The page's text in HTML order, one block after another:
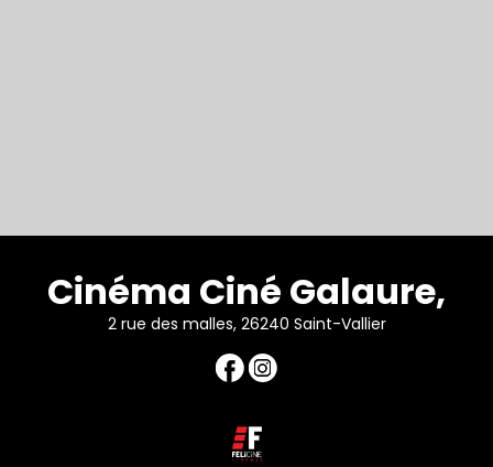
Cinéma Ciné Galaure,
2 rue des malles, 26240 Saint-Vallier